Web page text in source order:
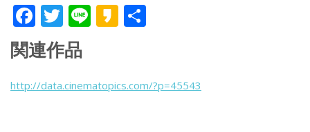
F
ac
e
b
T
w
itt
er
Li K
a
関連作品
http://data.cinematopics.com/?p=45543